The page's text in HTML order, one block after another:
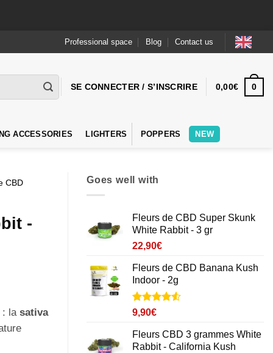
Professional space Blog Contact us
SE CONNECTER / S’INSCRIRE 0,00€ 0
ACCESSORIES LIGHTERS POPPERS NEW
CBD
-
: la sativa
Goes well with
Fleurs de CBD Super Skunk
White Rabbit - 3 gr
22,90€
Fleurs de CBD Banana Kush
Indoor - 2g
Noté4.5
sur 5 basé
sur
4
notations
client
9,90€
Fleurs CBD 3 grammes White
Rabbit - California Kush